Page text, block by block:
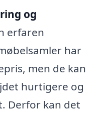
og
erfaren
har
men de kan
hurtigere og
Derfor kan det